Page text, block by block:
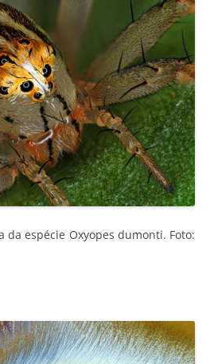
da espécie Oxyopes dumonti. Foto: